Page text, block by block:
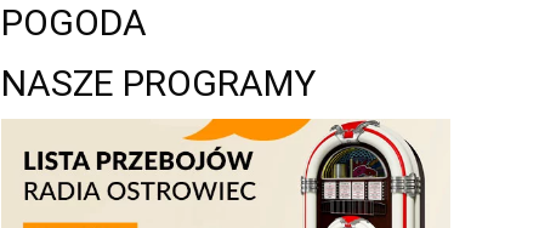
POGODA
NASZE PROGRAMY